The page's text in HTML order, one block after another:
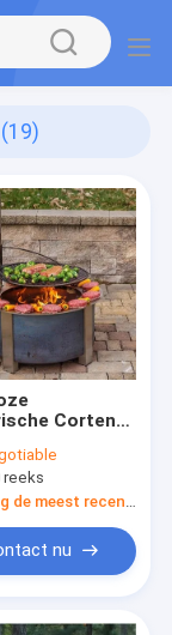
(19)
Corten-
reeks
nu